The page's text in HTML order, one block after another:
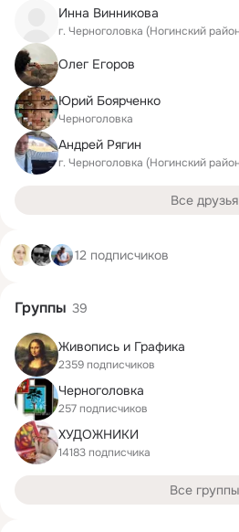
Инна Винникова
г. Черноголовка (Ногинский
Олег Егоров
Юрий Боярченко
Черноголовка
Андрей Рягин
г. Черноголовка (Ногинский
Все друзья
12 подписчиков
Группы 39
Живопись и Графика
2359 подписчиков
Черноголовка
257 подписчиков
ХУДОЖНИКИ
14183 подписчика
Все группы